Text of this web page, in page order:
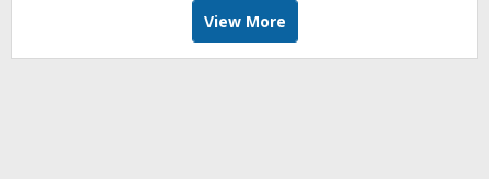
View More